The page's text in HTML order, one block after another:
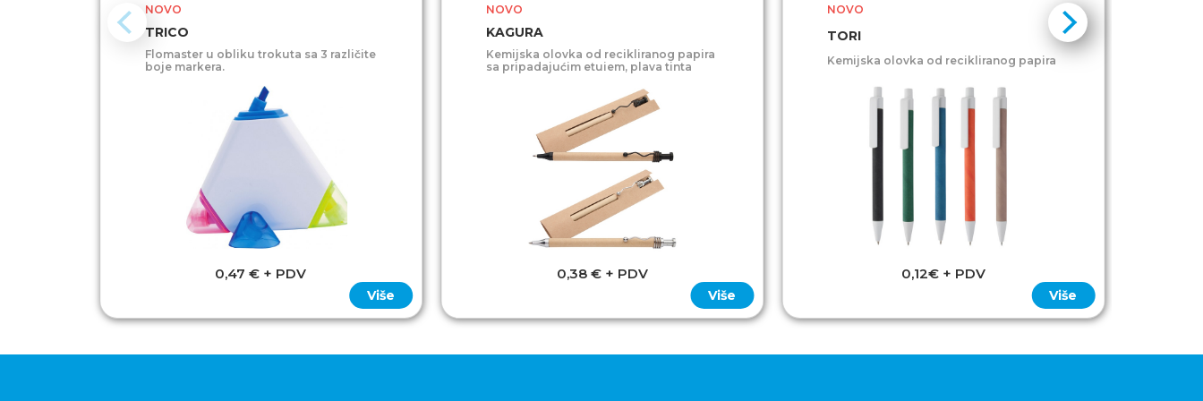
NOVO
TRICO
Flomaster u obliku trokuta sa 3 različite
boje markera.
0,47 € + PDV
Više
NOVO
KAGURA
Kemijska olovka od recikliranog papira
sa pripadajućim etuiem, plava tinta
0,38 € + PDV
Više
NOVO
TORI
Kemijska olovka od recikliranog papira
0,12€ + PDV
Više